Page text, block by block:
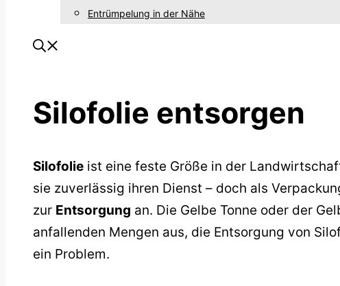
Entrümpelung in der Nähe
Silofolie entsorgen
Silofolie ist eine feste Größe in der
sie zuverlässig ihren Dienst – doch als
zur Entsorgung an. Die Gelbe Tonne oder der
anfallenden Mengen aus, die Entsorgung von
ein Problem.